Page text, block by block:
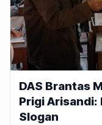
DAS Brantas
Prigi Arisandi:
Slogan